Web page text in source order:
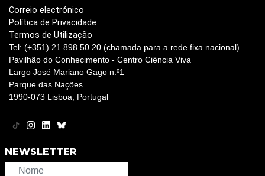
Correio electrónico
Política de Privacidade
Termos de Utilização
Tel: (+351) 21 898 50 20 (chamada para a rede fixa nacional)
Pavilhão do Conhecimento - Centro Ciência Viva
Largo José Mariano Gago n.º1
Parque das Nações
1990-073 Lisboa, Portugal
NEWSLETTER